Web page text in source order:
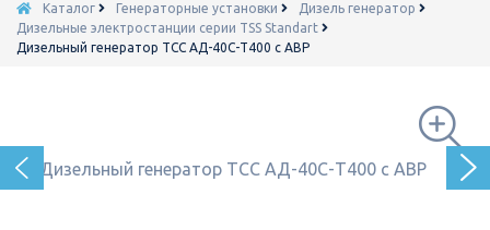
Каталог Генераторные установки
Дизель генератор
Дизельные электростанции серии TSS Standart
Дизельный генератор ТСС АД-40С-Т400 с АВР